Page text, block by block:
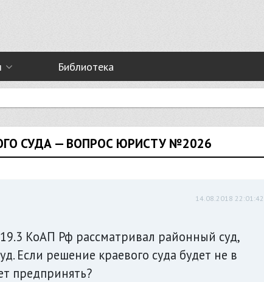
Библиотека
СУДА — ВОПРОС ЮРИСТУ №2026
14.08.2018 22:01:42
КоАП Рф рассматривал районный суд,
Если решение краевого суда будет не в
предпринять?